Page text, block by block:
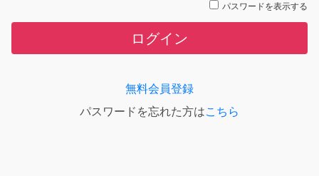
パスワードを表示する
ログイン
無料会員登録
パスワードを忘れた方はこちら